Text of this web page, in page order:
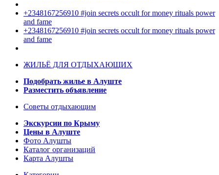
+2348167256910 #join secrets occult for money rituals power
and fame
+2348167256910 #join secrets occult for money rituals power
and fame
ЖИЛЬЁ ДЛЯ ОТДЫХАЮЩИХ
Подобрать жилье в Алуште
Разместить объявление
Советы отдыхающим
Экскурсии по Крыму
Цены в Алуште
Фото Алушты
Каталог организаций
Карта Алушты